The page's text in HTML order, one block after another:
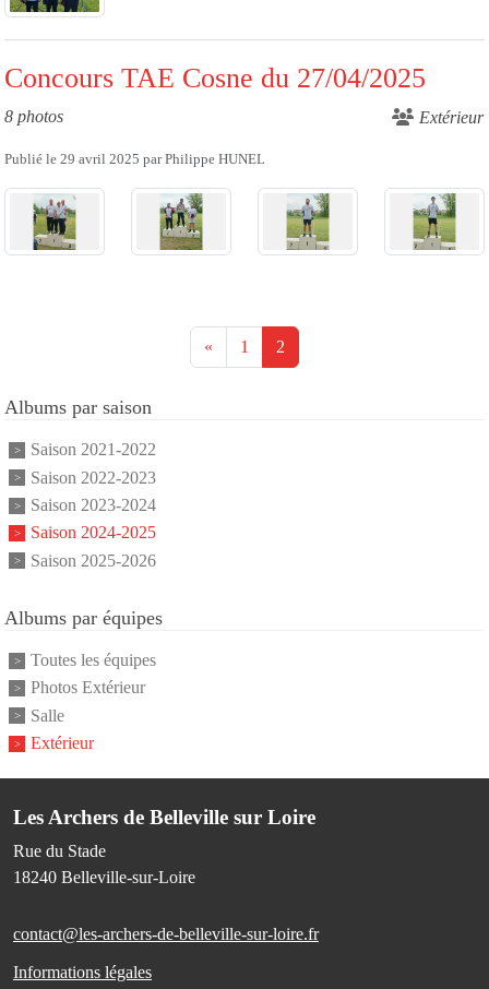
Concours TAE Cosne du 27/04/2025
8 photos Extérieur
Publié le 29 avril 2025 parPhilippe HUNEL
« 1 2
Albums par saison
Saison 2021-2022
Saison 2022-2023
Saison 2023-2024
Saison 2024-2025
Saison 2025-2026
Albums par équipes
Toutes les équipes
Photos Extérieur
Salle
Extérieur
Les Archers de Belleville sur Loire
Rue du Stade
18240 Belleville-sur-Loire
contact@les-archers-de-belleville-sur-loire.fr
Informations légales